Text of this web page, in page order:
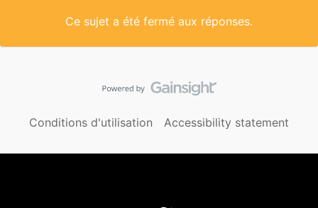
Ce sujet a été fermé aux réponses.
Conditions d'utilisation Accessibility statement